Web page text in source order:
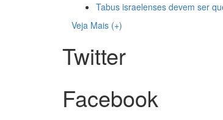
Tabus israelenses devem ser
Veja Mais (+)
Twitter
Facebook